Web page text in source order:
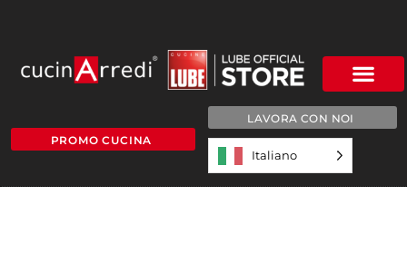
PROMO CUCINA
LAVORA CON NOI
Italiano